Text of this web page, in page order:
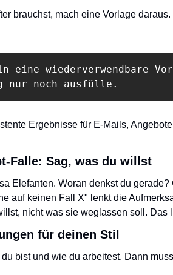
brauchst, mach eine Vorlage
eine wiederverwendbare
noch ausfülle.
Ergebnisse für E-Mails,
Falle: Sag, was du willst
Elefanten. Woran denkst du
auf keinen Fall X" lenkt die
nicht was sie weglassen soll. Das
für deinen Stil
bist und wie du arbeitest. Dann